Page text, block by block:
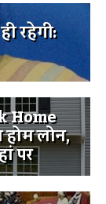
रहेगी:
Home
लोन,
पर